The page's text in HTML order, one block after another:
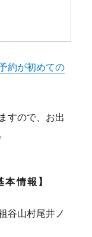
約が初めての
すので、お出
情報】
谷山村尾井ノ